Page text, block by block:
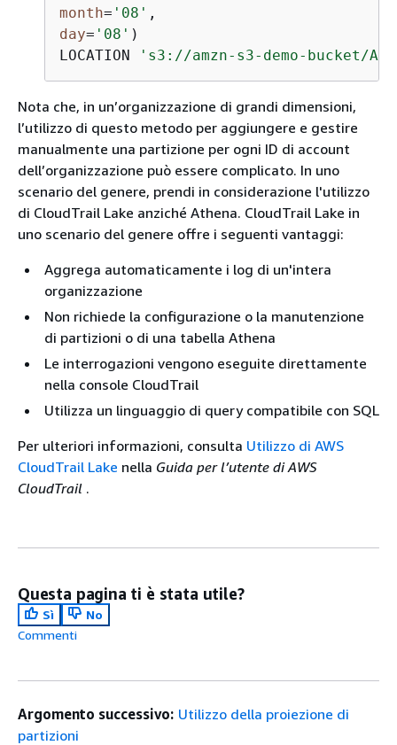
month= '08'
day= '08' )
LOCATION
's3://amzn-s3-demo-bucket/
Nota che, in un’organizzazione di grandi dimensioni,
l’utilizzo di questo metodo per aggiungere e gestire
manualmente una partizione per ogni ID di account
dell’organizzazione può essere complicato. In uno
scenario del genere, prendi in considerazione l'utilizzo
di CloudTrail Lake anziché Athena. CloudTrail Lake in
uno scenario del genere offre i seguenti vantaggi:
Aggrega automaticamente i log di un'intera
organizzazione
Non richiede la configurazione o la manutenzione
di partizioni o di una tabella Athena
Le interrogazioni vengono eseguite direttamente
nella console CloudTrail
Utilizza un linguaggio di query compatibile con SQL
Per ulteriori informazioni, consulta Utilizzo di AWS
CloudTrail Lake nella Guida per l’utente di AWS
CloudTrail .
Questa pagina ti è stata utile?
Sì
No
Commenti
Argomento successivo: Utilizzo della proiezione di
partizioni